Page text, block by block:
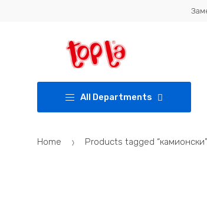
All Departments
Home Products tagged “камионски”